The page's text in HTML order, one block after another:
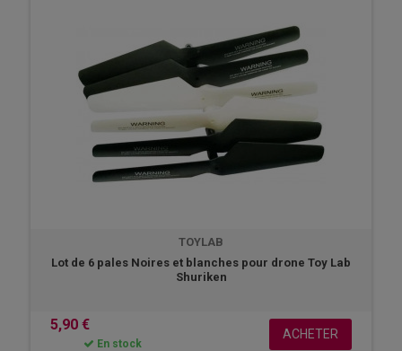
TOYLAB
Lot de 6 pales Noires et blanches pour drone Toy Lab
Shuriken
5,90 €
En stock
ACHETER